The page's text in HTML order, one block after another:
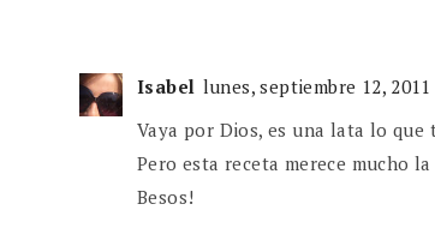
Isabel lunes, septiembre 12, 2011
Vaya por Dios, es una lata lo que
Pero esta receta merece mucho
Besos!